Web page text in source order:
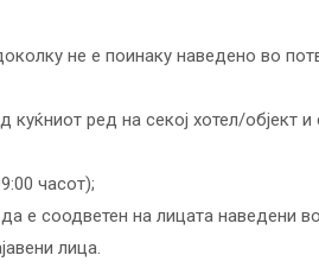
не е поинаку наведено во
ред на секој хотел/објект
часот);
е соодветен на лицата наведени
лица.